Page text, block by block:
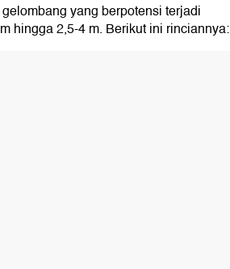
yang berpotensi terjadi
hingga 2,5-4 m. Berikut ini rinciannya: